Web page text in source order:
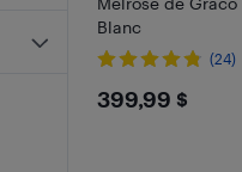
Blanc
(24)
$399.99
399,99 $